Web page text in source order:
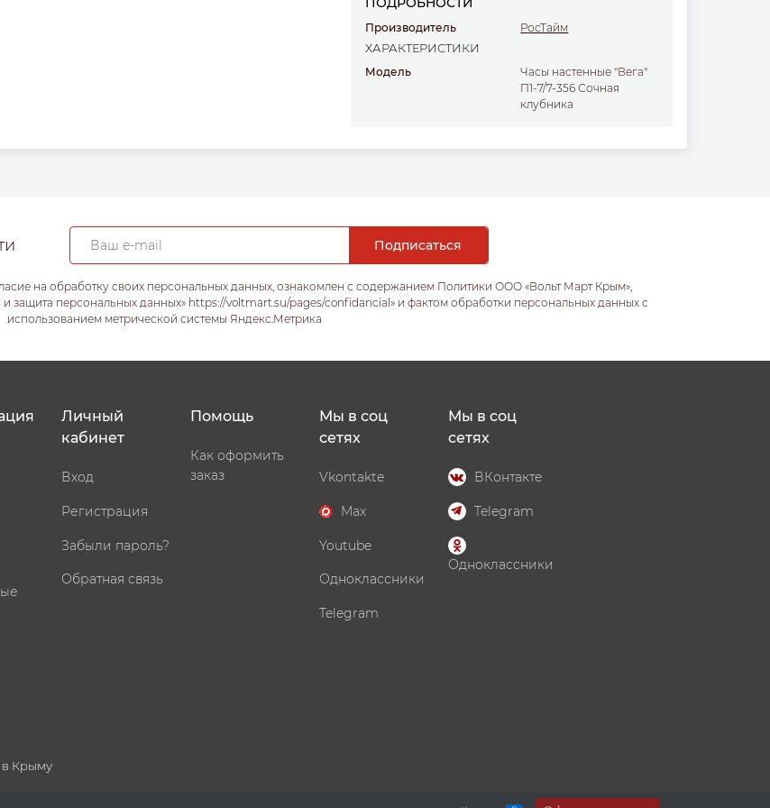
Производитель РосТайм
ХАРАКТЕРИСТИКИ
Модель
Часы настенные "Вега"
П1-7/7-356 Сочная
клубника
на обработку своих персональных данных, ознакомлен с содержанием Политики ООО «Вольт Март Крым»,
защита персональных данных» https://voltmart.su/pages/confidancial» и фактом обработки персональных данных с
использованием метрической системы Яндекс.Метрика
Личный
кабинет
Вход
Регистрация
Забыли пароль?
Обратная связь
Помощь
Как оформить
заказ
Мы в соц
сетях
Vkontakte
Max
Youtube
Одноклассники
Telegram
Мы в соц
сетях
ВКонтакте
Telegram
Одноклассники
в Крыму